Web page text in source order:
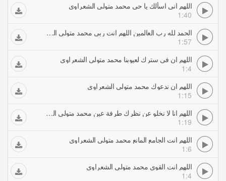
اللهم اني اسألك يا حي محمد متولي الشعراوي
1:40
الحمد لله رب العالمين اللهم انت ربي محمد متولي الشعراوي
1:57
اللهم ان في سترك لعيوبنا محمد متولي الشعراوي
1:4
اللهم ان ندعوك محمد متولي الشعراوي
1:15
اللهم انا لا نخلو عن نظرك طرفة عين محمد متولي الشعراوي
1:19
اللهم انت الجامع المانع محمد متولي الشعراوي
1:6
اللهم انت القوي محمد متولي الشعراوي
1:4